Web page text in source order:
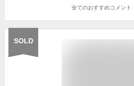
全てのおすすめコメント
SOLD